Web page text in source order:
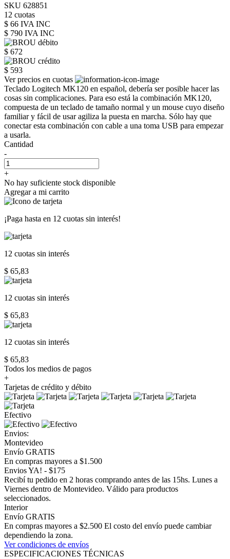
SKU 628851
12 cuotas
$ 66 IVA INC
$ 790 IVA INC
$ 672
$ 593
Ver precios en cuotas
Teclado Logitech MK120 en español, debería ser posible hacer las
cosas sin complicaciones. Para eso está la combinación MK120,
compuesta de un teclado de tamaño normal y un mouse cuyo diseño
familiar y fácil de usar agiliza la puesta en marcha. Sólo hay que
conectar esta combinación con cable a una toma USB para empezar
a usarla.
Cantidad
-
+
No hay suficiente stock disponible
Agregar a mi carrito
¡Paga hasta en 12 cuotas sin interés!
12 cuotas sin interés
$ 65,83
12 cuotas sin interés
$ 65,83
12 cuotas sin interés
$ 65,83
Todos los medios de pagos
+
Tarjetas de crédito y débito
Efectivo
Envios:
Montevideo
Envío GRATIS
En compras mayores a $1.500
Envios YA! - $175
Recibí tu pedido en 2 horas comprando antes de las 15hs. Lunes a
Viernes dentro de Montevideo. Válido para productos
seleccionados.
Interior
Envío GRATIS
En compras mayores a $2.500 El costo del envío puede cambiar
dependiendo la zona.
Ver condiciones de envíos
ESPECIFICACIONES TÉCNICAS